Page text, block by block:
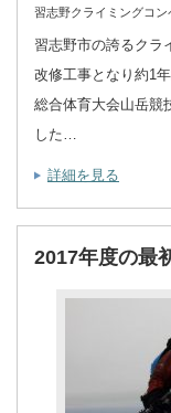
習志野クライミングコン
習志野市の誇るクラ
改修工事となり約1
総合体育大会山岳競
した…
詳細を見る
2017年度の最